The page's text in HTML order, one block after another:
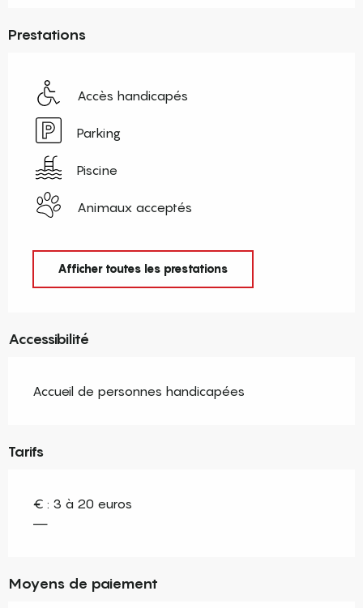
Prestations
Accès handicapés
Parking
Piscine
Animaux acceptés
Afficher toutes les prestations
Accessibilité
Accueil de personnes handicapées
Tarifs
€ : 3 à 20 euros
—
Moyens de paiement